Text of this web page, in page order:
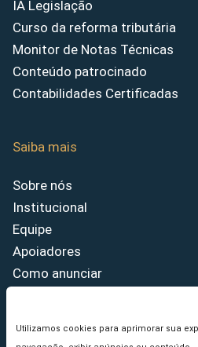
Utilizamos cookies para aprimorar sua
IA Legislação
Curso da reforma tributária
Monitor de Notas Técnicas
Conteúdo patrocinado
Contabilidades Certificadas
Saiba mais
Sobre nós
Institucional
Equipe
Apoiadores
Como anunciar